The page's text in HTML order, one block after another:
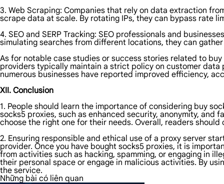
3. Web Scraping: Companies that rely on data extraction
scrape data at scale. By rotating IPs, they can bypass rate
4. SEO and SERP Tracking: SEO professionals and
simulating searches from different locations, they can
As for notable case studies or success stories related to
providers typically maintain a strict policy on customer
numerous businesses have reported improved efficiency,
XII. Conclusion
1. People should learn the importance of considering buy
socks5 proxies, such as enhanced security, anonymity,
choose the right one for their needs. Overall, readers
2. Ensuring responsible and ethical use of a proxy server
provider. Once you have bought socks5 proxies, it is
from activities such as hacking, spamming, or engaging in
their personal space or engage in malicious activities. By
the service.
Những bài có liên quan